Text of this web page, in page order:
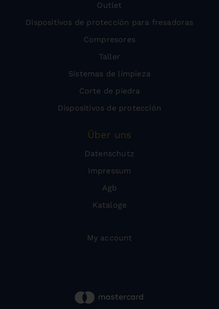
Outlet
Dispositivos de protección para fresadoras
Compresores
Taller
Sistemas de limpieza
Corte de piedra
Dispositivos de protección
Über uns
Datenschutz
Impressum
Agb
Kataloge
My account